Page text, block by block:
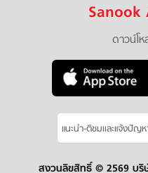
ดาวน์โ
แนะนำ-ติชมเเละแจ้งปัญ
สงวนลิขสิทธิ์ © 2569 บริ